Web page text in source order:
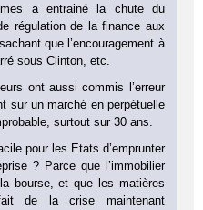
a entrainé la chute du
régulation de la finance aux
que l’encouragement à
sous Clinton, etc.
ont aussi commis l’erreur
sur un marché en perpétuelle
surtout sur 30 ans.
pour les Etats d’emprunter
? Parce que l’immobilier
bourse, et que les matières
de la crise maintenant